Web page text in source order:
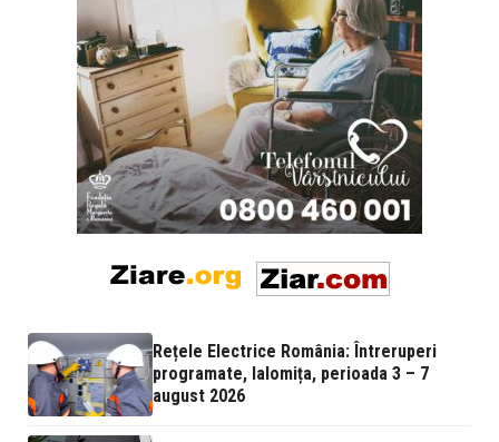
Rețele Electrice România: Întreruperi
programate, Ialomița, perioada 3 – 7
august 2026